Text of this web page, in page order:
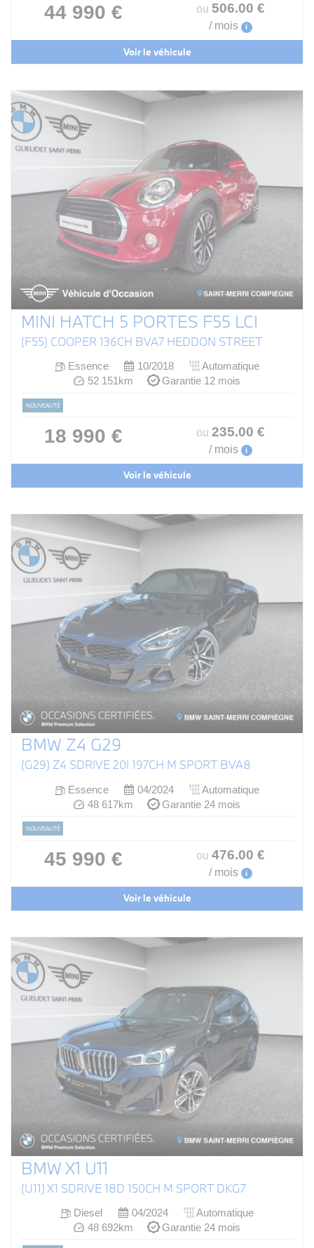
44 990 € ou 506.00 €
/ mois i
Voir le véhicule
MINI HATCH 5 PORTES F55 LCI
(F55) COOPER 136CH BVA7 HEDDON STREET
Essence 10/2018
Automatique
52 151km
Garantie 12 mois
NOUVEAUTÉ
18 990 € ou 235.00 €
/ mois i
Voir le véhicule
BMW Z4 G29
(G29) Z4 SDRIVE 20I 197CH M SPORT BVA8
Essence 04/2024
Automatique
48 617km
Garantie 24 mois
NOUVEAUTÉ
45 990 € ou 476.00 €
/ mois i
Voir le véhicule
BMW X1 U11
(U11) X1 SDRIVE 18D 150CH M SPORT DKG7
Diesel 04/2024
Automatique
48 692km
Garantie 24 mois